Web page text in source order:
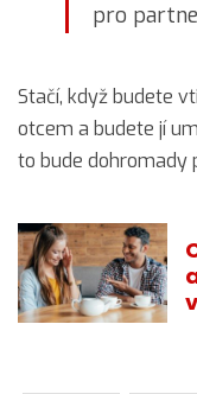
pro
Stačí, když budete
otcem a budete jí
to bude dohromady